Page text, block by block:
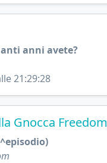
anni avete?
21:29:28
Gnocca Freedom